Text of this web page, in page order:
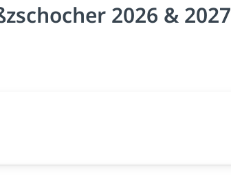
2026 & 2027